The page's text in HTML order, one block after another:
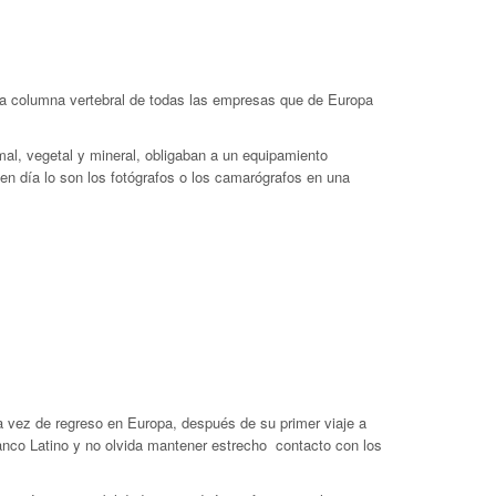
vertebral de todas las empresas que de Europa
vegetal y mineral, obligaban a un equipamiento
día lo son los fotógrafos o los cama­rógrafos en una
de regreso en Europa, después de su primer viaje a
Latino y no olvida mantener estrecho contacto con los